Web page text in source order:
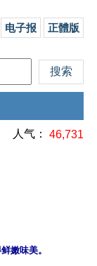
电子报 正體版
人气： 46,731